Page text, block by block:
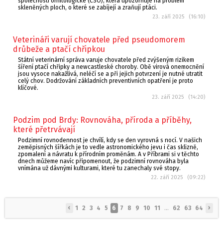
skleněných ploch, o které se zabíjejí a zraňují ptáci.
23. září 2025 (16:10)
Veterináři varují chovatele před pseudomorem
drůbeže a ptačí chřipkou
Státní veterinární správa varuje chovatele před zvýšeným rizikem
šíření ptačí chřipky a newcastleské choroby. Obě virová onemocnění
jsou vysoce nakažlivá, neléčí se a při jejich potvrzení je nutné utratit
celý chov. Dodržování základních preventivních opatření je proto
klíčové.
23. září 2025 (14:20)
Podzim pod Brdy: Rovnováha, příroda a příběhy,
které přetrvávají
Podzimní rovnodennost je chvílí, kdy se den vyrovná s nocí. V našich
zeměpisných šířkách je to vedle astronomického jevu i čas sklizně,
zpomalení a návratu k přírodním proměnám. A v Příbrami si v těchto
dnech můžeme navíc připomenout, že podzimní rovnováha byla
vnímána už dávnými kulturami, které tu zanechaly své stopy.
22. září 2025 (09:22)
‹ 1 2 3 4 5 6 7 8 9 10 11 ... 62 63 64 ›